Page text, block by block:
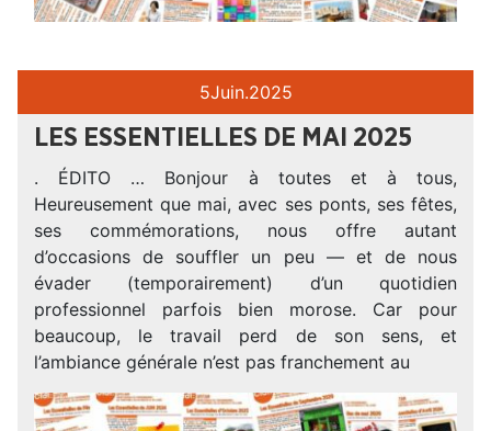
5Juin.2025
LES ESSENTIELLES DE MAI 2025
. ÉDITO … Bonjour à toutes et à tous,
Heureusement que mai, avec ses ponts, ses fêtes,
ses commémorations, nous offre autant
d’occasions de souffler un peu — et de nous
évader (temporairement) d’un quotidien
professionnel parfois bien morose. Car pour
beaucoup, le travail perd de son sens, et
l’ambiance générale n’est pas franchement au